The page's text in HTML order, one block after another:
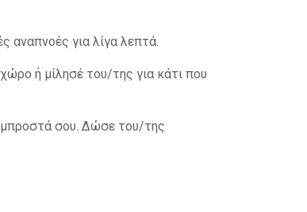
αναπνοές για λίγα λεπτά.
ή μίλησέ του/της για κάτι που
μπροστά σου. Δώσε του/της